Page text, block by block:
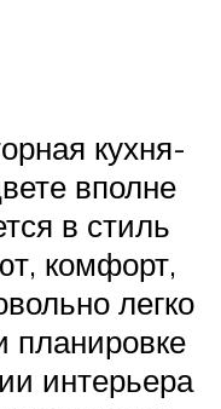
кухня-
вполне
в стиль
комфорт,
легко
планировке
интерьера